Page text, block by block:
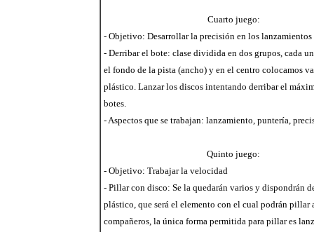
Cuarto juego:
- Objetivo: Desarrollar la precisión en los lanzamientos
- Derribar el bote: clase dividida en dos grupos, cada
el fondo de la pista (ancho) y en el centro colocamos
plástico. Lanzar los discos intentando derribar el
botes.
- Aspectos que se trabajan: lanzamiento, puntería,
Quinto juego:
- Objetivo: Trabajar la velocidad
- Pillar con disco: Se la quedarán varios y dispondrán
plástico, que será el elemento con el cual podrán pillar
compañeros, la única forma permitida para pillar es